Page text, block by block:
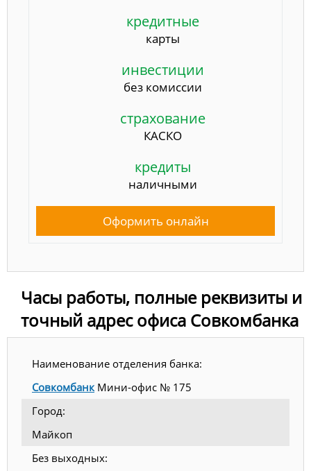
кредитные
карты
инвестиции
без комиссии
страхование
КАСКО
кредиты
наличными
Оформить онлайн
Часы работы, полные реквизиты и
точный адрес офиса Совкомбанка
Наименование отделения банка:
СовкомбанкМини-офис № 175
Город:
Майкоп
Без выходных: